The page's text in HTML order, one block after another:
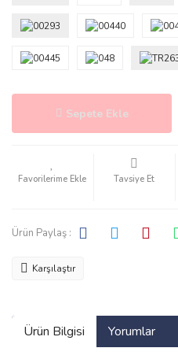
Sepete Ekle
Tavsiye Et
Ürün Paylaş :
Karşılaştır
Ürün Bilgisi Yorumlar